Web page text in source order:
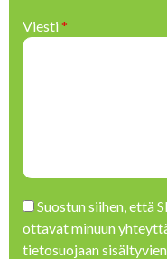
Viesti*
Please leave this field
Suostun siihen, että
ottavat minuun
tietosuojaan